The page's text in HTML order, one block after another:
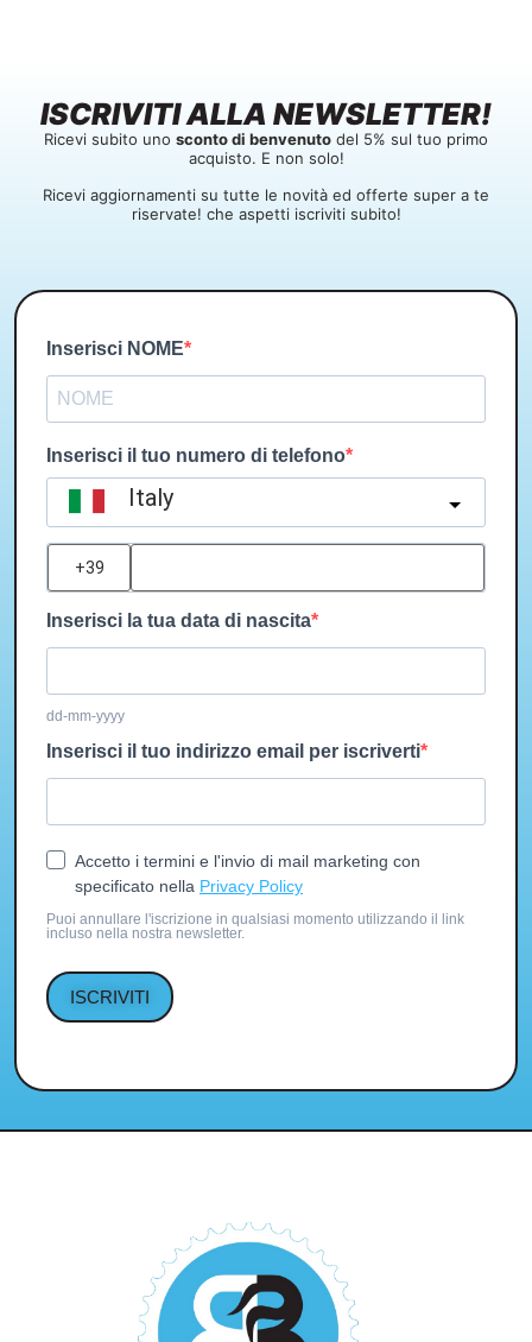
ISCRIVITI ALLA NEWSLETTER!
Ricevi subito uno sconto di benvenuto del 5% sul tuo primo
acquisto. E non solo!
Ricevi aggiornamenti su tutte le novità ed offerte super a te
riservate! che aspetti iscriviti subito!
Inserisci NOME
Inserisci il tuo numero di telefono
Italy
Inserisci la tua data di nascita
dd-mm-yyyy
Inserisci il tuo indirizzo email per iscriverti
Accetto i termini e l'invio di mail marketing con
specificato nella Privacy Policy
Puoi annullare l'iscrizione in qualsiasi momento utilizzando il link
incluso nella nostra newsletter.
ISCRIVITI